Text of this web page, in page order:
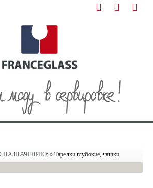
НАЗНАЧЕНИЮ: » Тарелки глубокие, чашки